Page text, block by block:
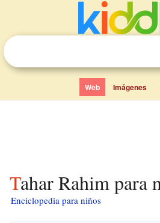
Web Imágenes
Tahar Rahim para
Enciclopedia para niños